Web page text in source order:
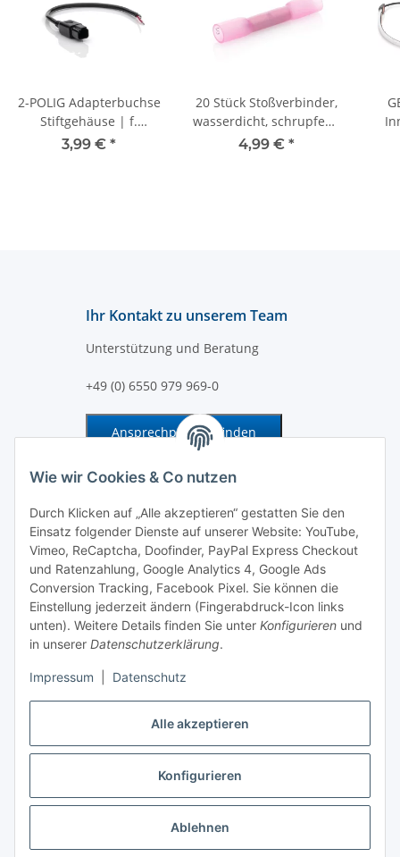
Alle akzeptieren
Konfigurieren
Ablehnen
Wie wir Cookies & Co nutzen
Durch Klicken auf „Alle akzeptieren“ gestatten Sie den
Einsatz folgender Dienste auf unserer Website: YouTube,
Vimeo, ReCaptcha, Doofinder, PayPal Express Checkout
und Ratenzahlung, Google Analytics 4, Google Ads
Conversion Tracking, Facebook Pixel. Sie können die
Einstellung jederzeit ändern (Fingerabdruck-Icon links
unten). Weitere Details finden Sie unter Konfigurieren und
in unserer Datenschutzerklärung.
Impressum Datenschutz
2-POLIG Adapterbuchse
Stiftgehäuse | f.
DEUTSCH DT | - 30cm
3,99 € *
20 Stück Stoßverbinder,
wasserdicht, schrupfend
- 0,5-1,5 mm² - Rot
4,99 € *
Ihr Kontakt zu unserem Team
Unterstützung und Beratung
+49 (0) 6550 979 969-0
Ansprechpartner finden
Information und Service
Zahlung und Versand
Vertrag widerrufen
* Alle Preise zzgl. gesetzlicher USt., zzgl.Versand
Dieser Shop richtet sich ausschließlich an Behörden, Unternehmen und